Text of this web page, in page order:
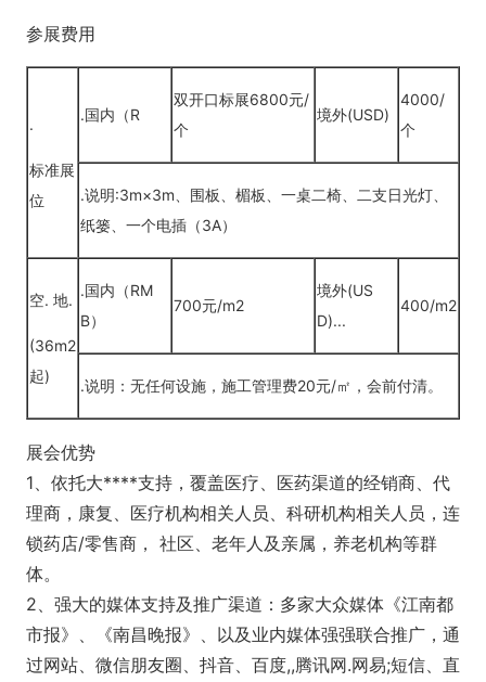
参展费用
.
标准展
位
.国内（R
双开口标展6800元/
个
境外(USD)
4000/
个
.说明:3m×3m、围板、楣板、一桌二椅、二支日光灯、
纸篓、一个电插（3A）
空. 地.
(36m2
起)
.国内（RM
B）
700元/m2
境外(US
D)...
400/m2
.说明：无任何设施，施工管理费20元/㎡，会前付清。
展会优势
1、依托大****支持，覆盖医疗、医药渠道的经销商、代
理商，康复、医疗机构相关人员、科研机构相关人员，连
锁药店/零售商， 社区、老年人及亲属，养老机构等群
体。
2、强大的媒体支持及推广渠道：多家大众媒体《江南都
市报》、《南昌晚报》、以及业内媒体强强联合推广，通
过网站、微信朋友圈、抖音、百度,,腾讯网.网易;短信、直